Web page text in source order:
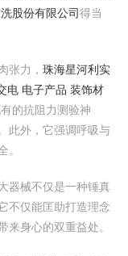
股份有限公司得当
张力， 珠海星河利实
电 电子产品 装饰材
的抗阻力测验神
此外，它强调呼吸与
。
器械不仅是一种锤真
不仅能匡助打造理念
来身心的双重益处。